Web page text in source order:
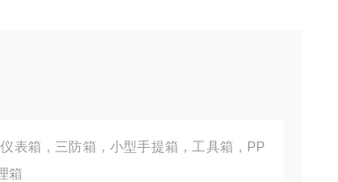
表箱，三防箱，小型手提箱，工具箱，PP
箱